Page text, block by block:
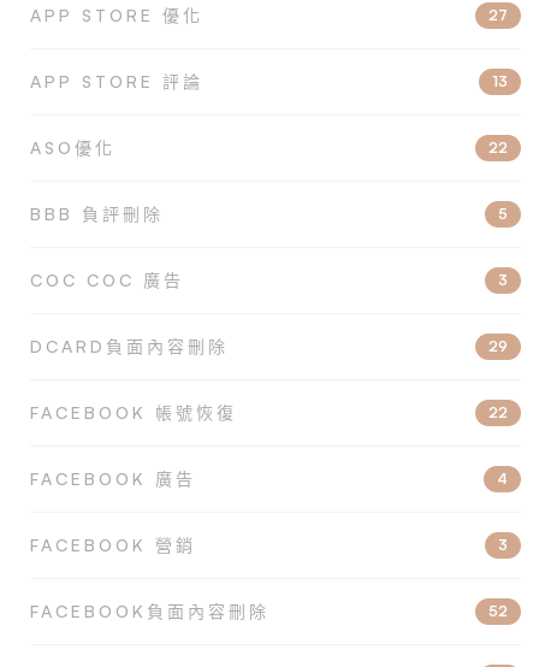
APP STORE 優化 27
APP STORE 評論 13
ASO優化 22
BBB 負評刪除 5
COC COC 廣告 3
DCARD負面內容刪除 29
FACEBOOK 帳號恢復 22
FACEBOOK 廣告 4
FACEBOOK 營銷 3
FACEBOOK負面內容刪除 52